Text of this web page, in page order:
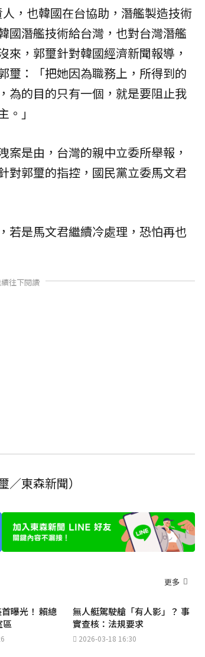
，也韓國在台協助，潛艦製造技術
國潛艦技術給台灣，也對台灣潛艦
，郭璽針對韓國經濟新聞報導，
璽：「把她因為職務上，所得到的
為的目的只有一個，就是要阻止我
」
案是由，台灣的親中立委所舉報，
對郭璽的指控，國民黨立委馬文君
若是馬文君繼續冷處理，恐怕再也
往下閱讀
／東森新聞）
更多
曝光！ 賴總
區
無人艇駕駛艙「有人影」？ 事
實查核：法規要求
2026-03-18 16:30